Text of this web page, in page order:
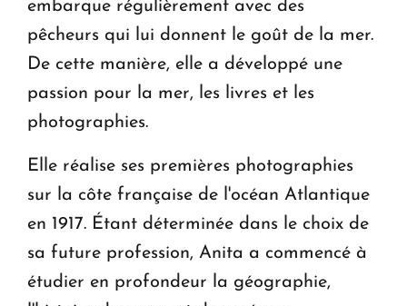
embarque régulièrement avec des
pêcheurs qui lui donnent le goût de la mer.
De cette manière, elle a développé une
passion pour la mer, les livres et les
photographies.
Elle réalise ses premières photographies
sur la côte française de l'océan Atlantique
en 1917. Étant déterminée dans le choix de
sa future profession, Anita a commencé à
étudier en profondeur la géographie,